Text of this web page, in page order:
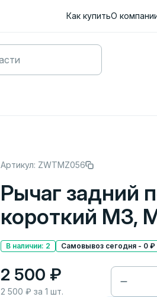
Как купитьО
Артикул: ZWTMZ056
Рычаг задний
короткий M3,
В наличии: 2 Самовывоз сегодня - 0 ₽
2 500 ₽
2 500 ₽ за 1 шт.